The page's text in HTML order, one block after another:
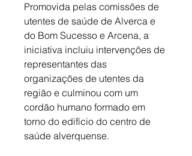
Promovida pelas comissões de
utentes de saúde de Alverca e
do Bom Sucesso e Arcena, a
iniciativa incluiu intervenções de
representantes das
organizações de utentes da
região e culminou com um
cordão humano formado em
torno do edifício do centro de
saúde alverquense.